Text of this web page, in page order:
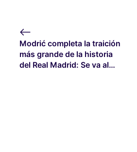
Modrić completa la traición
más grande de la historia
del Real Madrid: Se va al…